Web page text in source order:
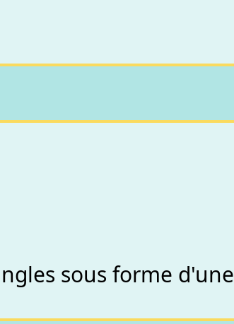
sous forme d'une